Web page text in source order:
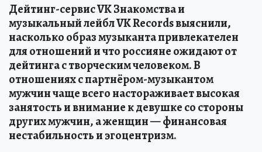
Дейтинг-сервис VK Знакомства и
музыкальный лейбл VK Records выяснили,
насколько образ музыканта привлекателен
для отношений и что россияне ожидают от
дейтинга с творческим человеком. В
отношениях с партнёром-музыкантом
мужчин чаще всего настораживает высокая
занятость и внимание к девушке со стороны
других мужчин, а женщин — финансовая
нестабильность и эгоцентризм.